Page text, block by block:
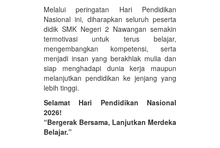
Melalui peringatan Hari Pendidikan
Nasional ini, diharapkan seluruh peserta
didik SMK Negeri 2 Nawangan semakin
termotivasi untuk terus belajar,
mengembangkan kompetensi, serta
menjadi insan yang berakhlak mulia dan
siap menghadapi dunia kerja maupun
melanjutkan pendidikan ke jenjang yang
lebih tinggi.
Selamat Hari Pendidikan Nasional
2026!
“Bergerak Bersama, Lanjutkan Merdeka
Belajar.”